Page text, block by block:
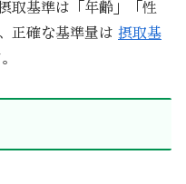
取基準は「年齢」「性
正確な基準量は 摂取基